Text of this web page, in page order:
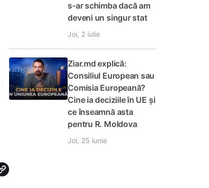
s-ar schimba dacă am
deveni un singur stat
Joi, 2 iulie
Ziar.md explică:
Consiliul European sau
Comisia Europeană?
Cine ia deciziile în UE și
ce înseamnă asta
pentru R. Moldova
Joi, 25 iunie